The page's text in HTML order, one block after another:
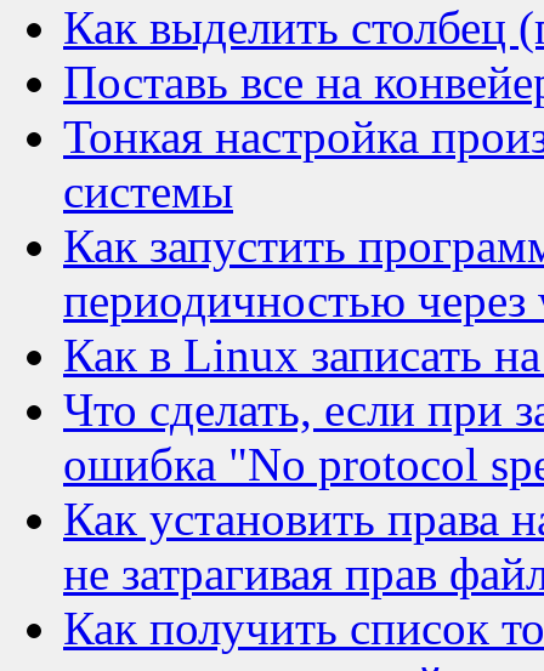
Как выделить столбец
Поставь все на
Тонкая настройка
системы
Как запустить
периодичностью через
Как в Linux записать
Что сделать, если при
ошибка "No protocol
Как установить права
не затрагивая прав
Как получить список